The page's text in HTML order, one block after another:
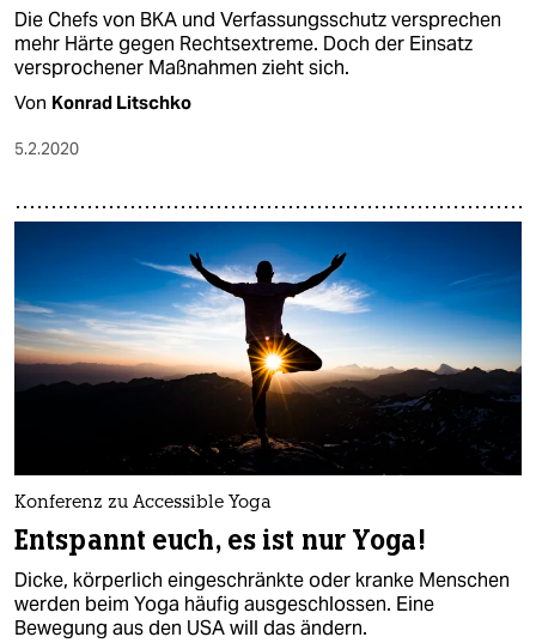
Die Chefs von BKA und Verfassungsschutz versprechen
mehr Härte gegen Rechtsextreme. Doch der Einsatz
versprochener Maßnahmen zieht sich.
Von Konrad Litschko
5.2.2020
Konferenz zu Accessible Yoga
Entspannt euch, es ist nur Yoga!
Dicke, körperlich eingeschränkte oder kranke Menschen
werden beim Yoga häufig ausgeschlossen. Eine
Bewegung aus den USA will das ändern.